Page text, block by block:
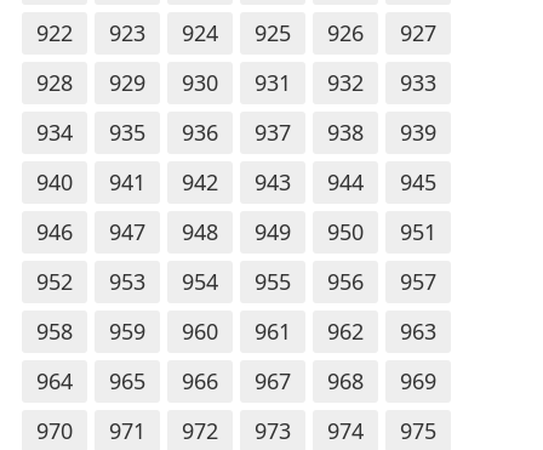
922
923 924 925 926
927
928
929 930 931 932
933
934
935 936 937 938
939
940
941 942 943 944
945
946
947 948 949 950
951
952
953 954 955 956
957
958
959 960 961 962
963
964
965 966 967 968
969
970
971 972 973 974
975